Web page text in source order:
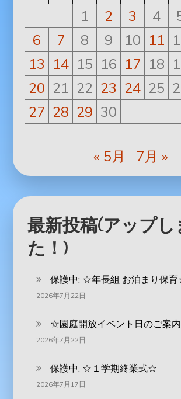
1
2 3 4
6
7 8 9 10 11
13 14 15 16 17 18
20 21 22 23 24 25
27 28 29 30
« 5月 7月 »
最新投稿(アップし
た！)
保護中: ‪☆年長組 お泊まり保
2026年7月22日
☆園庭開放イベント日のご案
2026年7月22日
保護中: ☆１学期終業式☆
2026年7月17日